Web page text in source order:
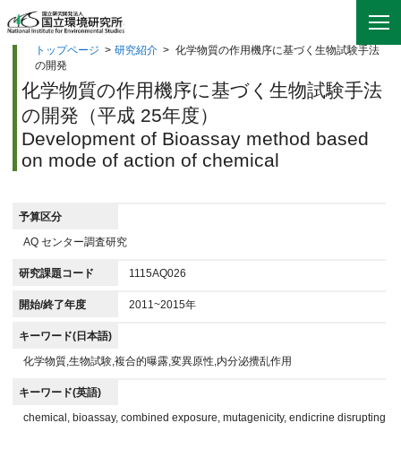
トップページ > 研究紹介 > 化学物質の作用機序に基づく生物試験手法
の開発
化学物質の作用機序に基づく生物試験手法
の開発（平成 25年度）
Development of Bioassay method based
on mode of action of chemical
予算区分
AQ センター調査研究
研究課題コード 1115AQ026
開始/終了年度 2011~2015年
キーワード(日本語)
化学物質,生物試験,複合的曝露,変異原性,内分泌攪乱作用
キーワード(英語)
chemical, bioassay, combined exposure, mutagenicity, endicrine disrupting